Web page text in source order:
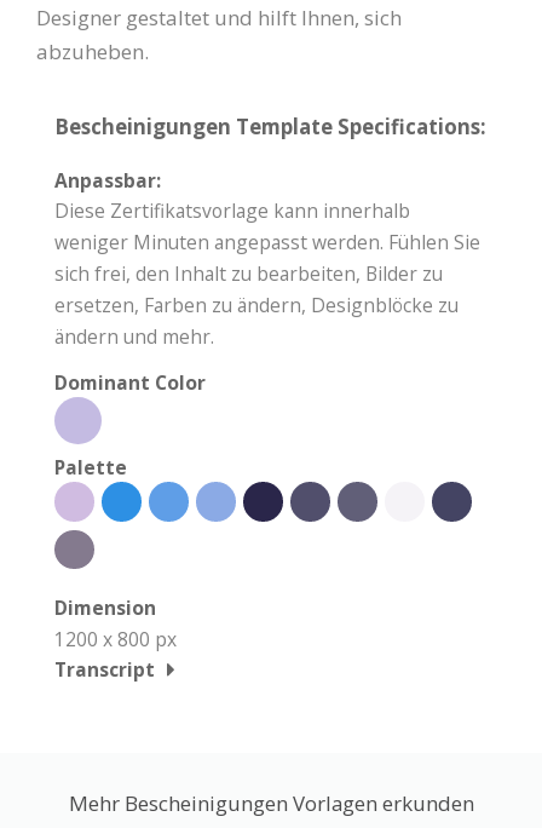
Designer gestaltet und hilft Ihnen, sich
abzuheben.
Bescheinigungen Template Specifications:
Anpassbar:
Diese Zertifikatsvorlage kann innerhalb
weniger Minuten angepasst werden. Fühlen Sie
sich frei, den Inhalt zu bearbeiten, Bilder zu
ersetzen, Farben zu ändern, Designblöcke zu
ändern und mehr.
Dominant Color
Palette
Dimension
1200 x 800 px
Transcript
Mehr Bescheinigungen Vorlagen erkunden